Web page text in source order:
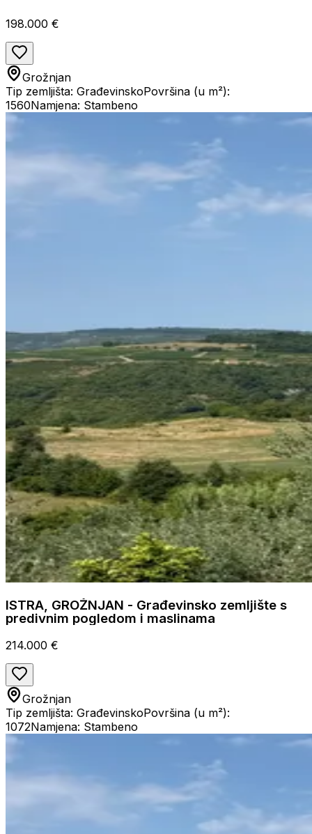
198.000 €
Grožnjan
Tip zemljišta: GrađevinskoPovršina (u m²):
1560Namjena: Stambeno
ISTRA, GROŽNJAN - Građevinsko zemljište s
predivnim pogledom i maslinama
214.000 €
Grožnjan
Tip zemljišta: GrađevinskoPovršina (u m²):
1072Namjena: Stambeno